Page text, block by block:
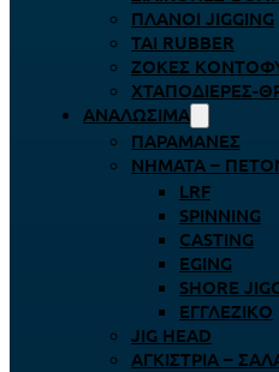
ΠΛΆΝΟΙ JIGGING
TAI RUBBER
ΖΌΚΕΣ
ΧΤΑΠΟΔΙΈΡΕΣ-
ΑΝΑΛΏΣΙΜΑ
ΠΑΡΑΜΆΝΕΣ
ΝΉΜΑΤΑ –
LRF
SPINNING
CASTING
EGING
SHORE
ΕΓΓΛΈΖΙΚΟ
JIG HEAD
ΑΓΚΊΣΤΡΙΑ –